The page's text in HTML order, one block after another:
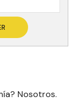
Nosotros.